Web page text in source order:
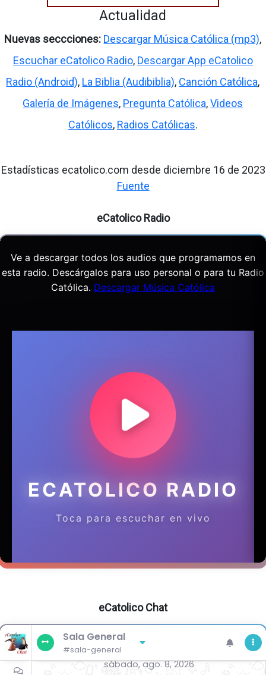
Actualidad
Nuevas seccciones: Descargar Música Católica (mp3),
Escuchar eCatolico Radio, Descargar App eCatolico
Radio (Android), La Biblia (Audibiblia), Canción Católica,
Galería de Imágenes, Pregunta Católica,Videos
Católicos, Radios Católicas.
Estadísticas ecatolico.com desde diciembre 16 de 2023
Fuente
eCatolico Radio
eCatolico Chat